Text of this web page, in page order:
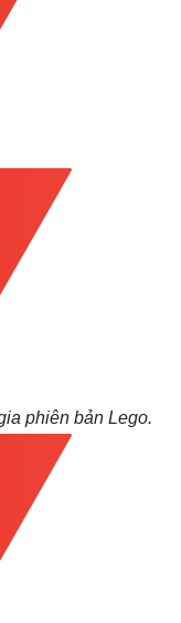
phiên bản Lego.